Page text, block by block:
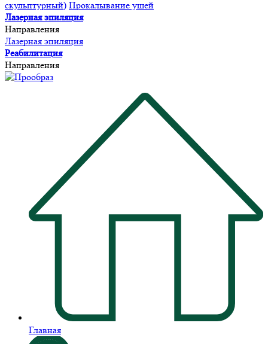
скульптурный) Прокалывание ушей
Лазерная эпиляция
Направления
Лазерная эпиляция
Реабилитация
Направления
Главная